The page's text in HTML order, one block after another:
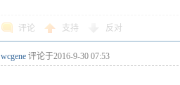
评论 支持 反对
wcgene 评论于2016-9-30 07:53